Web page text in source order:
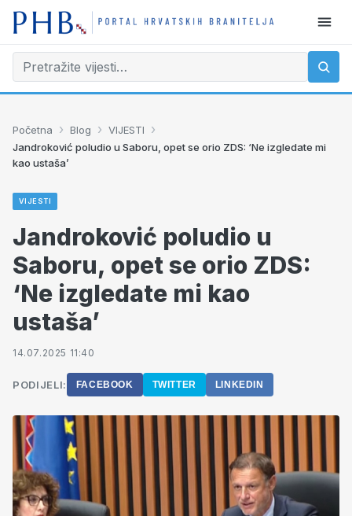
Početna › Blog › VIJESTI ›
Jandroković poludio u Saboru, opet se orio ZDS: ‘Ne izgledate mi
kao ustaša’
VIJESTI
Jandroković poludio u
Saboru, opet se orio ZDS:
‘Ne izgledate mi kao
ustaša’
14.07.2025 11:40
PODIJELI: FACEBOOK TWITTER LINKEDIN